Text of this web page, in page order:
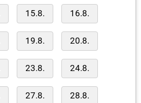
15.8. 16.8.
19.8. 20.8.
23.8. 24.8.
27.8. 28.8.